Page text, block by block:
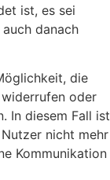
ist, es sei
danach
die
oder
In diesem Fall ist
nicht mehr
Kommunikation